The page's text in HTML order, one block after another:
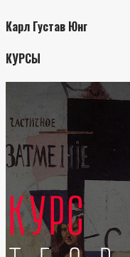
Карл Густав Юнг
КУРСЫ